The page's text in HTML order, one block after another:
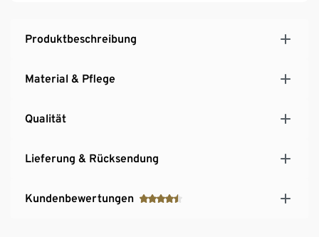
Produktbeschreibung
Material & Pflege
Qualität
Lieferung & Rücksendung
Kundenbewertungen